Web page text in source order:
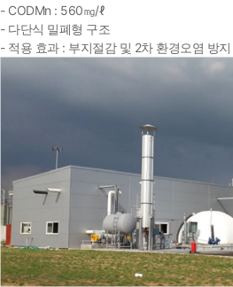
- CODMn : 560㎎/ℓ
- 다단식 밀폐형 구조
- 적용 효과 : 부지절감 및 2차 환경오염 방지